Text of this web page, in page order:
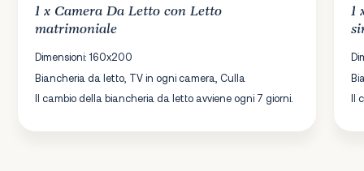
1 x Camera Da Lettocon Letto
matrimoniale
Dimensioni: 160x200
Biancheria da letto, TV in ogni camera, Culla
Il cambio della biancheria da letto avviene ogni 7 giorni.
1
Il